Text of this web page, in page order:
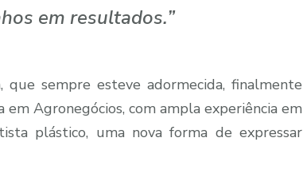
em resultados.”
sempre esteve adormecida, finalmente
Agronegócios, com ampla experiência em
plástico, uma nova forma de expressar